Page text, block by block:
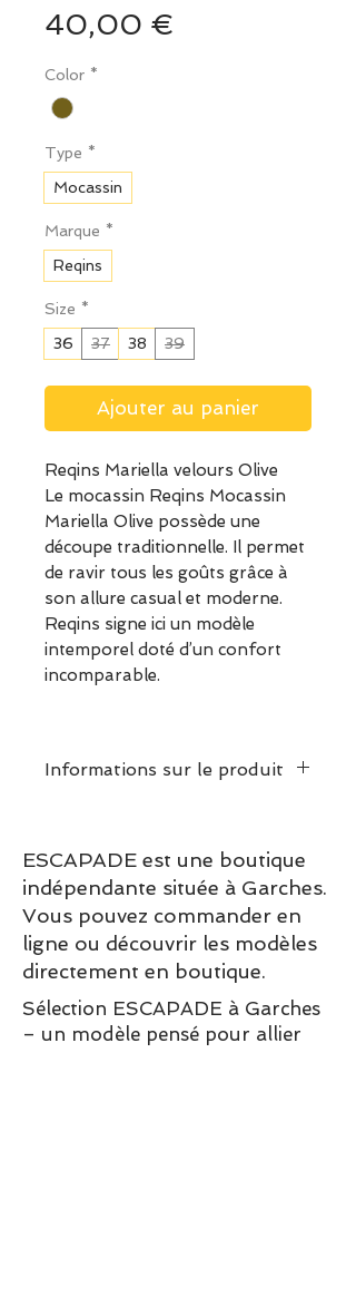
40,00 €
Color *
Type *
Mocassin
Marque *
Reqins
Size *
36
37 38 39
Ajouter au panier
Reqins Mariella velours Olive
Le mocassin Reqins Mocassin
Mariella Olive possède une
découpe traditionnelle. Il permet
de ravir tous les goûts grâce à
son allure casual et moderne.
Reqins signe ici un modèle
intemporel doté d’un confort
incomparable.
Informations sur le produit
Hauteur de talon : 2,5cm
ESCAPADE est une boutique
indépendante située à Garches.
Vous pouvez commander en
ligne ou découvrir les modèles
directement en boutique.
Sélection ESCAPADE à Garches
– un modèle pensé pour allier